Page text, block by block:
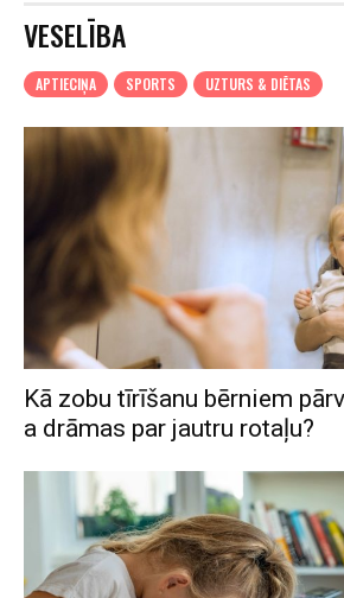
VESELĪBA
APTIECIŅA SPORTS UZTURS & DIĒTAS
Kā zobu tīrīšanu bērniem
a drāmas par jautru rotaļu?